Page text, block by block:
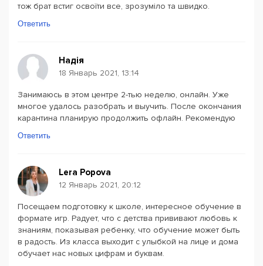
тож брат встиг освоїти все, зрозуміло та швидко.
Ответить
Надія
18 Январь 2021, 13:14
Занимаюсь в этом центре 2-тью неделю, онлайн. Уже
многое удалось разобрать и выучить. После окончания
карантина планирую продолжить офлайн. Рекомендую
Ответить
Lera Popova
12 Январь 2021, 20:12
Посещаем подготовку к школе, интересное обучение в
формате игр. Радует, что с детства прививают любовь к
знаниям, показывая ребенку, что обучение может быть
в радость. Из класса выходит с улыбкой на лице и дома
обучает нас новых цифрам и буквам.